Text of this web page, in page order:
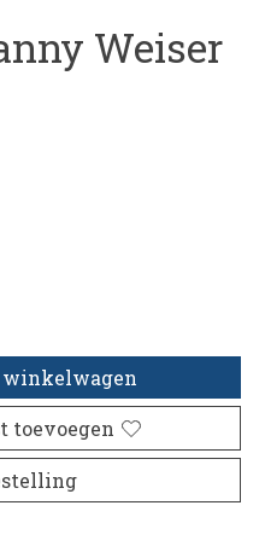
Weiser
is
winkelwagen
toevoegen